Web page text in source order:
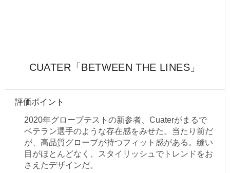
CUATER「BETWEEN THE LINES」
評価ポイント
2020年グローブテストの新参者、Cuaterがまるで
ベテラン選手のような存在感をみせた。当たり前だ
が、高品質グローブが持つフィット感がある。縫い
目がほとんどなく、スタイリッシュでトレンドをお
さえたデザインだ。